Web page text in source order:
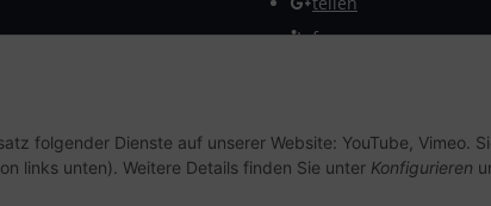
Info
Vertrag widerrufen
folgender Dienste auf unserer Website: YouTube, Vimeo.
links unten). Weitere Details finden Sie unter Konfigurieren